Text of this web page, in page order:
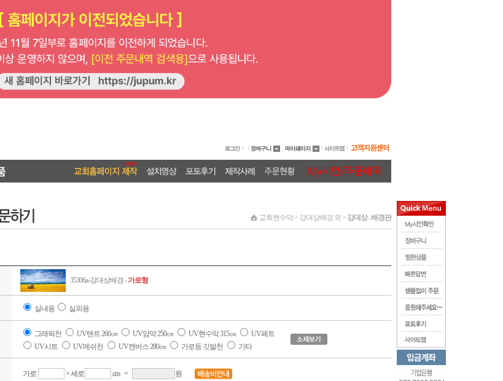
교회현수막 > 강대상배경 외 > 강대상 . 배경판
35306a-강대상배경 -가로형
실내용 실외용
그래픽천 UV텐트 260㎝ UV암막 250㎝ UV현수막 315㎝
UV페트
UV시트
UV메쉬천 UV캔버스 280㎝ 가로등 깃발천 기타
가로 × 세로 cm = 원